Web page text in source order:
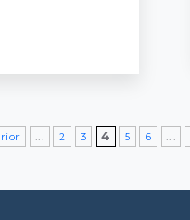
2 3 4 5 6